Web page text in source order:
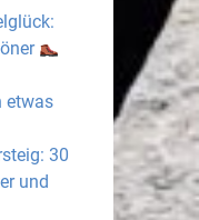
etwas
30
und